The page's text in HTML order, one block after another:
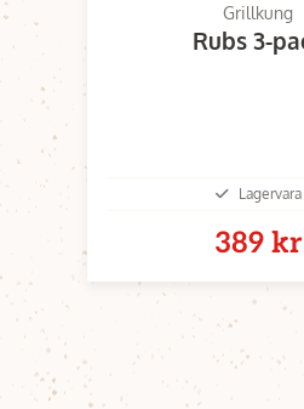
Grillkung
Rubs 3-
Lagervara
389 kr